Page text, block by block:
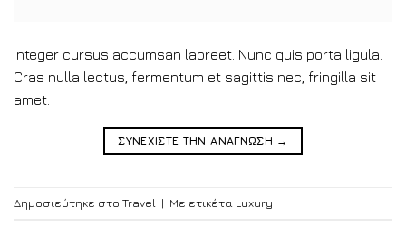
Integer cursus accumsan laoreet. Nunc quis porta ligula.
Cras nulla lectus, fermentum et sagittis nec, fringilla sit
amet.
ΣΥΝΕΧΙΣΤΕ ΤΗΝ ΑΝΑΓΝΩΣΗ →
Δημοσιεύτηκε στο Travel | Με ετικέτα Luxury